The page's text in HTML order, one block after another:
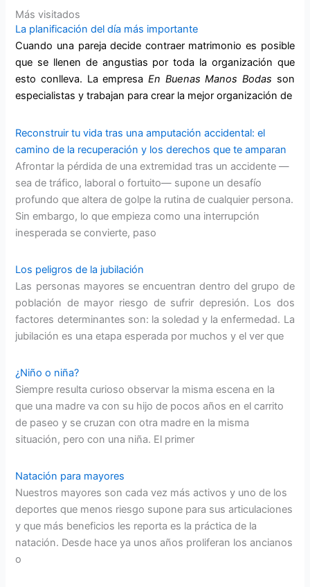
Más visitados
La planificación del día más importante
Cuando una pareja decide contraer matrimonio es posible
que se llenen de angustias por toda la organización que
esto conlleva. La empresa En Buenas Manos Bodas son
especialistas y trabajan para crear la mejor organización de
Reconstruir tu vida tras una amputación accidental: el
camino de la recuperación y los derechos que te amparan
Afrontar la pérdida de una extremidad tras un accidente —
sea de tráfico, laboral o fortuito— supone un desafío
profundo que altera de golpe la rutina de cualquier persona.
Sin embargo, lo que empieza como una interrupción
inesperada se convierte, paso
Los peligros de la jubilación
Las personas mayores se encuentran dentro del grupo de
población de mayor riesgo de sufrir depresión. Los dos
factores determinantes son: la soledad y la enfermedad. La
jubilación es una etapa esperada por muchos y el ver que
¿Niño o niña?
Siempre resulta curioso observar la misma escena en la
que una madre va con su hijo de pocos años en el carrito
de paseo y se cruzan con otra madre en la misma
situación, pero con una niña. El primer
Natación para mayores
Nuestros mayores son cada vez más activos y uno de los
deportes que menos riesgo supone para sus articulaciones
y que más beneficios les reporta es la práctica de la
natación. Desde hace ya unos años proliferan los ancianos
o